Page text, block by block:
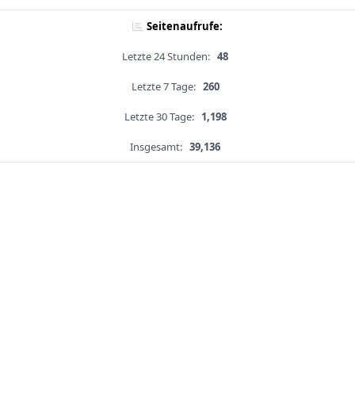
Seitenaufrufe:
Letzte 24 Stunden: 48
Letzte 7 Tage: 260
Letzte 30 Tage: 1,198
Insgesamt: 39,136